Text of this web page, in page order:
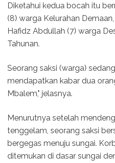
Diketahui kedua bocah itu
(8) warga Kelurahan
Hafidz Abdullah (7) warga
Tahunan.
Seorang saksi (warga)
mendapatkan kabar dua
Mbalem," jelasnya.
Menurutnya setelah
tenggelam, seorang saksi
bergegas menuju sungai.
ditemukan di dasar sungai